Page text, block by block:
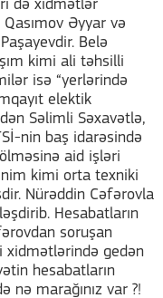
də xidmətlər
Əyyar və
Belə
kimi ali təhsilli
isə “yerlərində
elektik
Səlimli Səxavətlə,
nin baş idarəsində
aid işləri
kimi orta texniki
Nürəddin Cəfərovla
Hesabatların
soruşan
xidmətlərində gedən
hesabatların
nə marağınız var ?!